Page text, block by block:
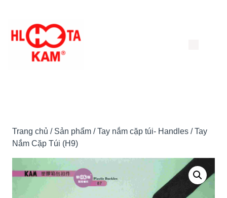
đến
Trang chủ / Sản phẩm /Tay nắm cặp túi- Handles / Tay
Nắm Cặp Túi (H9)